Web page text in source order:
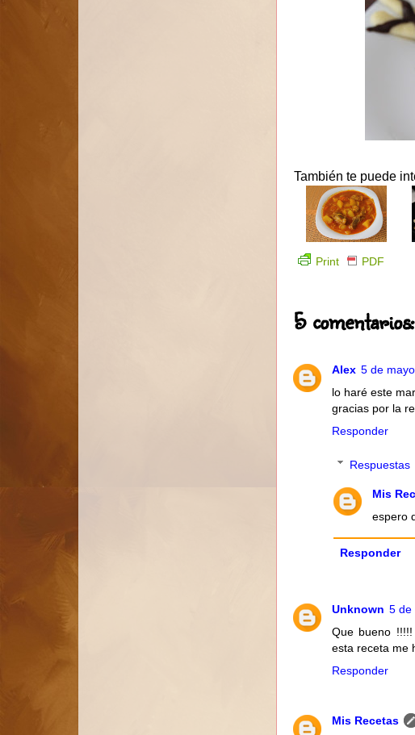
También te puede
Print PDF
5 comentarios:
Alex 5 de
lo haré este
gracias por la
Responder
Respuestas
Mis
espero
Responder
Unknown 5 de
Que bueno
esta receta me
Responder
Mis Recetas